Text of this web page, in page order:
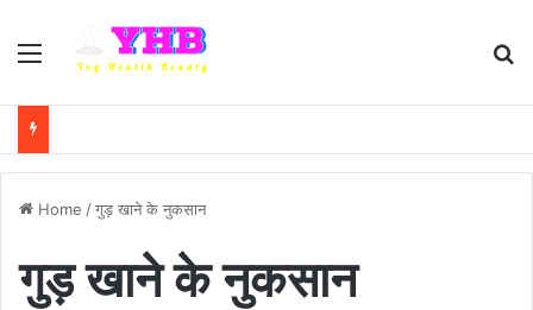
Menu
Home /गुड़ खाने के नुकसान
गुड़ खाने के नुकसान